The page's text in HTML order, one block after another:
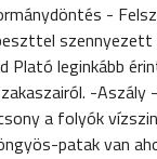
-
Plató leginkább
-Aszály
a folyók
patak van